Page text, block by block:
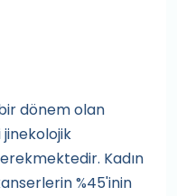
dönem olan
Kadın
%45'inin